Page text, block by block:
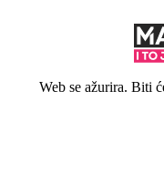
Web se ažurira. Biti